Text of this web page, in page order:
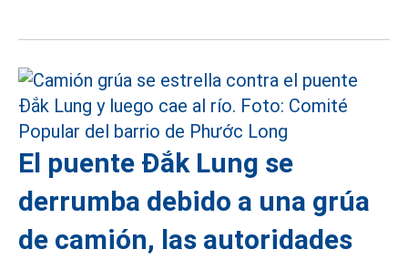
El puente Đắk Lung se
derrumba debido a una grúa
de camión, las autoridades